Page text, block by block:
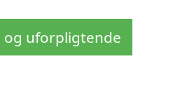
og uforpligtende